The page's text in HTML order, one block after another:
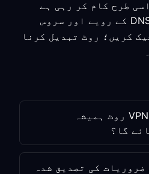
طرح کام کر رہی ہے
اکاؤنٹ، ایپ سیشن، DNS کے رویے اور سروس
کریں؛ روٹ تبدیل کرنا
کیا میکسیکو کا VPN روٹ ہمیشہ
گا؟
کی تصدیق شدہ